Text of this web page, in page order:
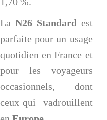
La N26 Standard est
parfaite pour un usage
quotidien en France et
pour les voyageurs
occasionnels, dont
ceux qui vadrouillent